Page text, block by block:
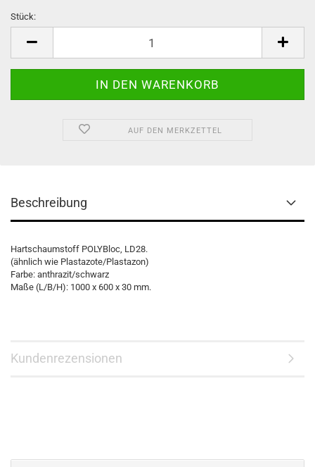
Stück:
AUF DEN MERKZETTEL
Beschreibung
Hartschaumstoff POLYBloc, LD28.
(ähnlich wie Plastazote/Plastazon)
Farbe: anthrazit/schwarz
Maße (L/B/H): 1000 x 600 x 30 mm.
Kundenrezensionen